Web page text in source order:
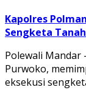
Kapolres
Sengketa
Polewali Mandar
Purwoko,
eksekusi